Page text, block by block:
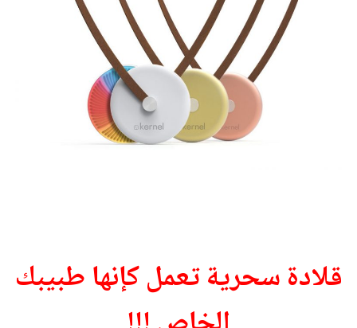
قلادة سحرية تعمل كإنها طبيبك